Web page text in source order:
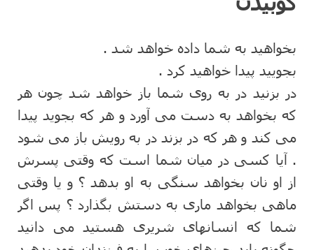
بخواهید به شما داده خواهد شد .
بجویید پیدا خواهید کرد .
در بزنید در به روی شما باز خواهد شد چون هر
که بخواهد به دست می آورد و هر که بجوید پیدا
می کند و هر که در بزند در به رویش باز می شود
. آیا کسی در میان شما است که وقتی پسرش
از او نان بخواهد سنگی به او بدهد ؟ و یا وقتی
ماهی بخواهد ماری به دستش بگذارد ؟ پس اگر
شما که انسانهای شریری هستید می دانید